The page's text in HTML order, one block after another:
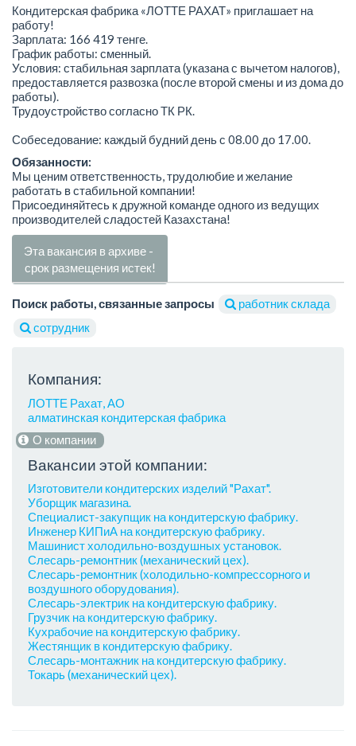
Кондитерская фабрика «ЛОТТЕ РАХАТ» приглашает на
работу!
Зарплата: 166 419 тенге.
График работы: сменный.
Условия: стабильная зарплата (указана с вычетом налогов),
предоставляется развозка (после второй смены и из дома до
работы).
Трудоустройство согласно ТК РК.
Собеседование: каждый будний день с 08.00 до 17.00.
Обязанности:
Мы ценим ответственность, трудолюбие и желание
работать в стабильной компании!
Присоединяйтесь к дружной команде одного из ведущих
производителей сладостей Казахстана!
Эта вакансия в архиве -
срок размещения истек!
Поиск работы, связанные запросы
работник склада
сотрудник
Компания:
ЛОТТЕ Рахат, АО
алматинская кондитерская фабрика
О компании
Вакансии этой компании:
Изготовители кондитерских изделий "Рахат".
Уборщик магазина.
Специалист-закупщик на кондитерскую фабрику.
Инженер КИПиА на кондитерскую фабрику.
Машинист холодильно-воздушных установок.
Слесарь-ремонтник (механический цех).
Слесарь-ремонтник (холодильно-компрессорного и
воздушного оборудования).
Слесарь-электрик на кондитерскую фабрику.
Грузчик на кондитерскую фабрику.
Кухрабочие на кондитерскую фабрику.
Жестянщик в кондитерскую фабрику.
Слесарь-монтажник на кондитерскую фабрику.
Токарь (механический цех).